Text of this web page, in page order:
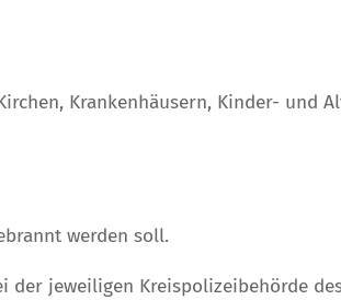
Krankenhäusern, Kinder- und
werden soll.
jeweiligen Kreispolizeibehörde